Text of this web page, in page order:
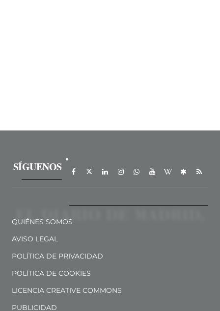
SÍGUENOS
QUIÉNES SOMOS
AVISO LEGAL
POLÍTICA DE PRIVACIDAD
POLÍTICA DE COOKIES
LICENCIA CREATIVE COMMONS
PUBLICIDAD